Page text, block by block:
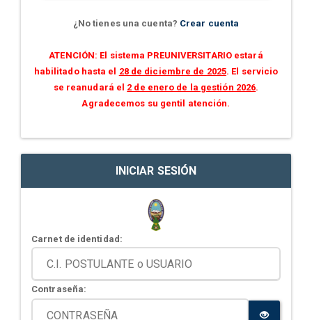
¿No tienes una cuenta? Crear cuenta
ATENCIÓN: El sistema PREUNIVERSITARIO estará
habilitado hasta el 28 de diciembre de 2025. El servicio
se reanudará el 2 de enero de la gestión 2026.
Agradecemos su gentil atención.
INICIAR SESIÓN
Carnet de identidad:
Contraseña: